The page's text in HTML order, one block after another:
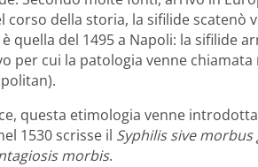
corso della storia, la sifilide scatenò
quella del 1495 a Napoli: la sifilide
per cui la patologia venne chiamata
questa etimologia venne
1530 scrisse il Syphilis sive morbus
morbis.